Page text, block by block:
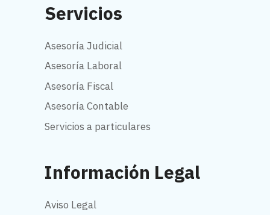
Servicios
Asesoría Judicial
Asesoría Laboral
Asesoría Fiscal
Asesoría Contable
Servicios a particulares
Información Legal
Aviso Legal